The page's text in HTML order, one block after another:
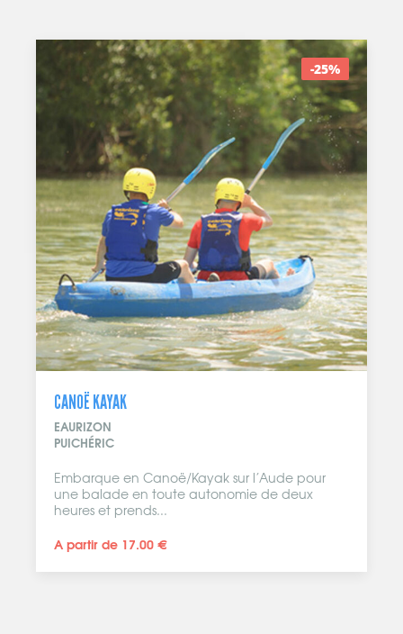
-25%
CANOË KAYAK
EAURIZON
PUICHÉRIC
Embarque en Canoë/Kayak sur l’Aude pour
une balade en toute autonomie de deux
heures et prends...
A partir de 17.00 €